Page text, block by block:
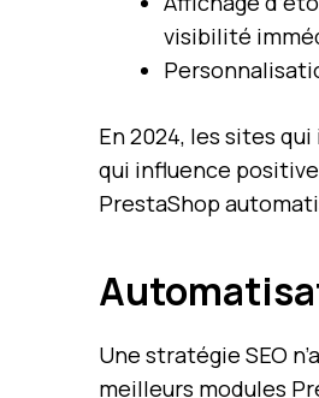
visibilité
En 2024, les sites
qui influence
PrestaShop
Une stratégie SEO
meilleurs modules